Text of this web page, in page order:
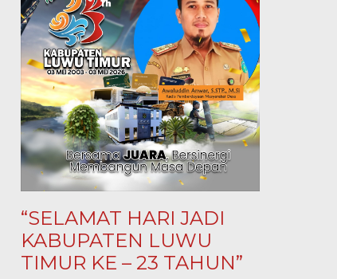
“SELAMAT HARI JADI
KABUPATEN LUWU
TIMUR KE – 23 TAHUN”